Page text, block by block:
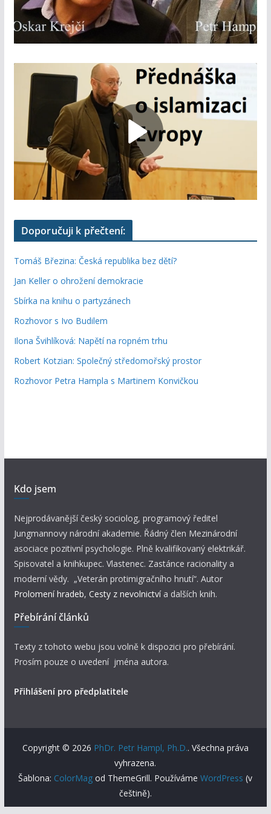
Doporučuji k přečtení:
Tomáš Březina: Česká republika bez dětí?
Jan Keller o ohrožení demokracie
Sbírka na knihu o partyzánech
Rozhovor s Ivo Budilem
Ilona Švihlíková: Napětí na ropném trhu
Robert Kotzian: Společný středomořský prostor
Rozhovor Petra Hampla s Martinem Konvičkou
Kdo jsem
Nejprodávanější český sociolog, programový ředitel
Jungmannovy národní akademie. Řádný člen Mezinárodní
asociace pozitivní psychologie. Plně kvalifikovaný elektrikář.
Spisovatel a knihkupec. Vlastenec. Zastánce racionality a
moderní vědy. „Veterán protimigračního hnutí“. Autor
Prolomení hradeb, Cesty z nevolnictví a dalších knih.
Přebírání článků
Texty z tohoto webu jsou volně k dispozici pro přebírání.
Prosím pouze o uvedení jména autora.
Přihlášení pro předplatitele
Copyright © 2026 PhDr. Petr Hampl, Ph.D.. Všechna práva
vyhrazena.
Šablona: ColorMag od ThemeGrill. PoužívámeWordPress (v
češtině).